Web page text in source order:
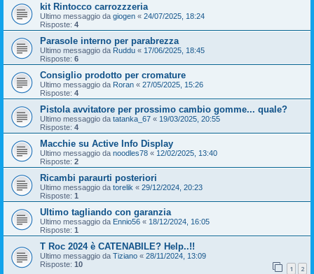
kit Rintocco carrozzzeria
Ultimo messaggio da giogen « 24/07/2025, 18:24
Risposte: 4
Parasole interno per parabrezza
Ultimo messaggio da Ruddu « 17/06/2025, 18:45
Risposte: 6
Consiglio prodotto per cromature
Ultimo messaggio da Roran « 27/05/2025, 15:26
Risposte: 4
Pistola avvitatore per prossimo cambio gomme... quale?
Ultimo messaggio da tatanka_67 « 19/03/2025, 20:55
Risposte: 4
Macchie su Active Info Display
Ultimo messaggio da noodles78 « 12/02/2025, 13:40
Risposte: 2
Ricambi paraurti posteriori
Ultimo messaggio da torelik « 29/12/2024, 20:23
Risposte: 1
Ultimo tagliando con garanzia
Ultimo messaggio da Ennio56 « 18/12/2024, 16:05
Risposte: 1
T Roc 2024 è CATENABILE? Help..!!
Ultimo messaggio da Tiziano « 28/11/2024, 13:09
Risposte: 10 1 2